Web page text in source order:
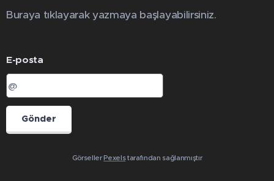
Buraya tıklayarak yazmaya başlayabilirsiniz.
E-posta
Gönder
GörsellerPexelstarafından sağlanmıştır